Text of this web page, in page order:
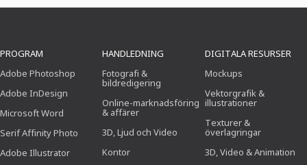
PROGRAM
Adobe Photoshop
Adobe InDesign
Microsoft Word
Serif Affinity Photo
Adobe Illustrator
HANDLEDNING
Fotografi &
bildredigering
Online-marknadsföring
& affärer
3D, Ljud och Video
Kontor
DIGITALA RESURSER
Mockups
Vektorgrafik &
illustrationer
Texturer &
överlagringar
3D, Video & Animation